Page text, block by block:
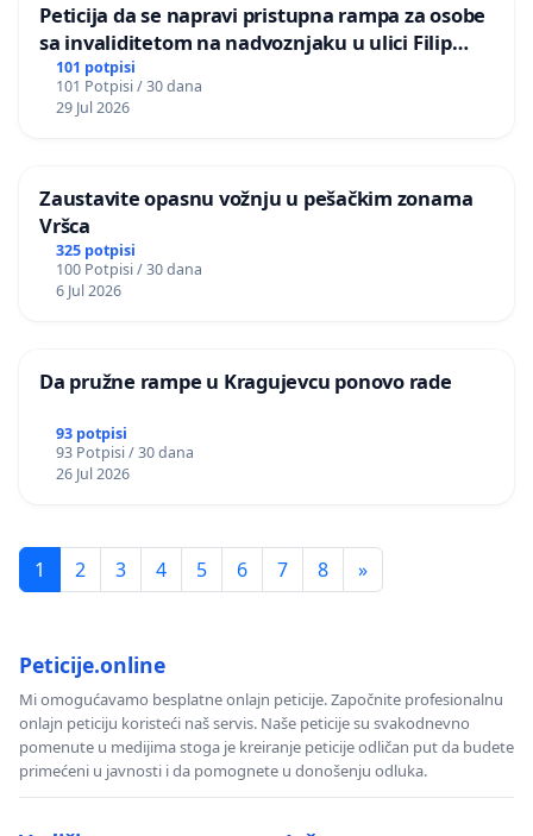
Peticija da se napravi pristupna rampa za osobe
sa invaliditetom na nadvoznjaku u ulici Filip
Kljajic u Kragujevcu
101 potpisi
101 Potpisi / 30 dana
29 Jul 2026
Zaustavite opasnu vožnju u pešačkim zonama
Vršca
325 potpisi
100 Potpisi / 30 dana
6 Jul 2026
Da pružne rampe u Kragujevcu ponovo rade
93 potpisi
93 Potpisi / 30 dana
26 Jul 2026
1 2 3 4 5 6 7 8 »
Peticije.online
Mi omogućavamo besplatne onlajn peticije. Započnite profesionalnu
onlajn peticiju koristeći naš servis. Naše peticije su svakodnevno
pomenute u medijima stoga je kreiranje peticije odličan put da budete
primećeni u javnosti i da pomognete u donošenju odluka.